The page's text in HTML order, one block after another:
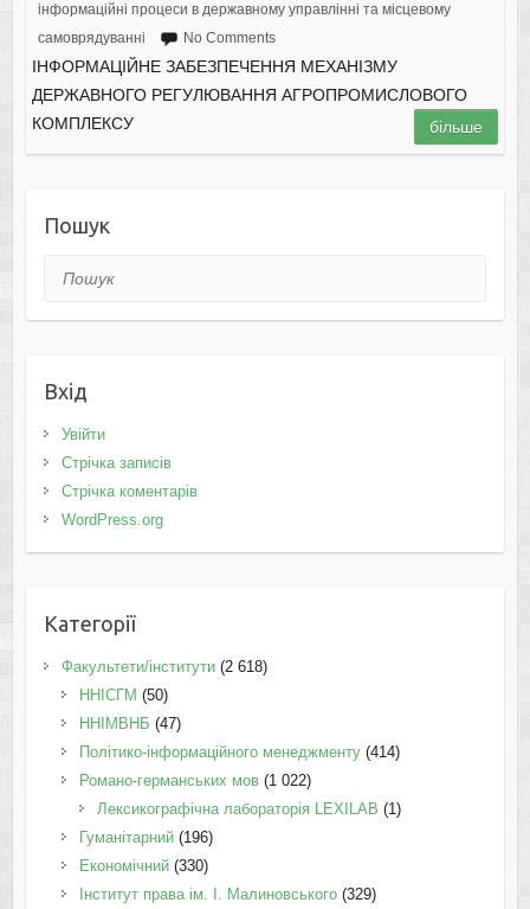
інформаційні процеси в державному управлінні та місцевому
самоврядуванні
No Comments
ІНФОРМАЦІЙНЕ ЗАБЕЗПЕЧЕННЯ МЕХАНІЗМУ
ДЕРЖАВНОГО РЕГУЛЮВАННЯ АГРОПРОМИСЛОВОГО
КОМПЛЕКСУ
більше
Пошук
Пошук
Вхід
Увійти
Стрічка записів
Стрічка коментарів
WordPress.org
Категорії
Факультети/інститути(2 618)
ННІСГМ (50)
ННІМВНБ (47)
Політико-інформаційного менеджменту(414)
Романо-германських мов(1 022)
Лексикографічна лабораторія LEXILAB (1)
Гуманітарний(196)
Економічний(330)
Інститут права ім. І. Малиновського(329)